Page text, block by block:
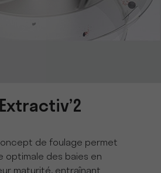
de foulage permet
optimale des baies en
maturité, entraînant